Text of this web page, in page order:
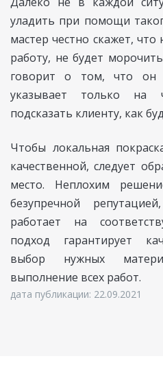
уладить при помощи
мастер честно скажет,
работу, не будет
говорит о том, что он
указывает только на
подсказать клиенту, как
Чтобы локальная
качественной, следует
место. Неплохим
безупречной
работает на
подход гарантирует
выбор нужных
выполнение всех работ.
дата публикации: 22.09.2021